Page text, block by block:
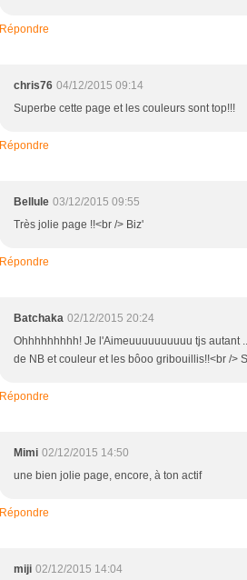
Répondre
chris76 04/12/2015 09:14
Superbe cette page et les couleurs sont top!!!
Répondre
Bellule 03/12/2015 09:55
Très jolie page !!<br /> Biz'
Répondre
Batchaka 02/12/2015 20:24
Ohhhhhhhhh! Je l'Aimeuuuuuuuuuu tjs autant
de NB et couleur et les bôoo gribouillis!!<br />
Répondre
Mimi 02/12/2015 14:50
une bien jolie page, encore, à ton actif
Répondre
miji 02/12/2015 14:04